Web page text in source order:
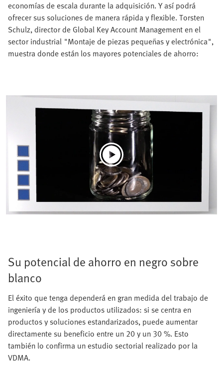
economías de escala durante la adquisición. Y así podrá
ofrecer sus soluciones de manera rápida y flexible. Torsten
Schulz, director de Global Key Account Management en el
sector industrial "Montaje de piezas pequeñas y electrónica",
muestra donde están los mayores potenciales de ahorro:
Su potencial de ahorro en negro sobre
blanco
El éxito que tenga dependerá en gran medida del trabajo de
ingeniería y de los productos utilizados: si se centra en
productos y soluciones estandarizados, puede aumentar
directamente su beneficio entre un 20 y un 30 %. Esto
también lo confirma un estudio sectorial realizado por la
VDMA.